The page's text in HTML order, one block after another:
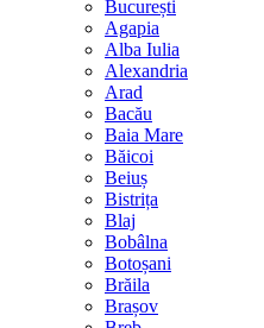
București
Agapia
Alba Iulia
Alexandria
Arad
Bacău
Baia Mare
Băicoi
Beiuș
Bistrița
Blaj
Bobâlna
Botoșani
Brăila
Brașov